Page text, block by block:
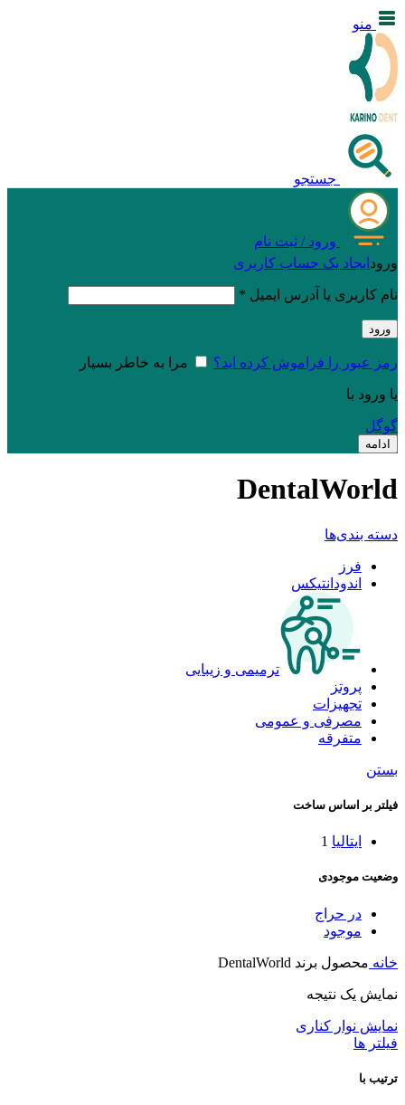
منو
جستجو
ورود / ثبت نام
ورود ایجاد یک حساب کاربری
نام کاربری یا آدرس ایمیل *
ورود
رمز عبور را فراموش کرده اید؟ مرا به خاطر بسپار
یا ورود با
گوگل
ادامه
DentalWorld
دسته بندی‌ها
فرز
اندودانتیکس
ترمیمی و زیبایی
پروتز
تجهیزات
مصرفی و عمومی
متفرقه
بستن
فیلتر بر اساس ساخت
ایتالیا 1
وضعیت موجودی
در حراج
موجود
خانه محصول برند DentalWorld
نمایش یک نتیجه
نمایش نوار کناری
فیلتر ها
ترتیب با